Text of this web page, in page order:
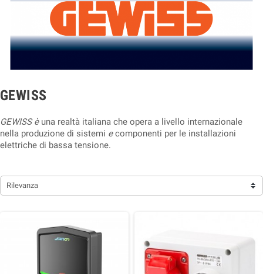
GEWISS
GEWISS èuna realtà italiana che opera a livello internazionale
nella produzione di sistemi ecomponenti per le installazioni
elettriche di bassa tensione.
Rilevanza